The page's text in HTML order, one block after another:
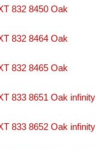
832 8450 Oak
832 8464 Oak
832 8465 Oak
833 8651 Oak infinity
833 8652 Oak infinity